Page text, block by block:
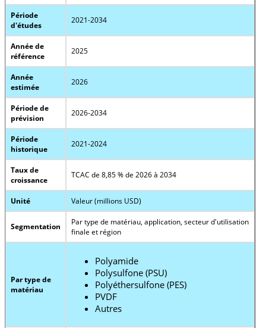
Période
d'études
2021-2034
Année de
référence
2025
Année
estimée
2026
Période de
prévision
2026-2034
Période
historique
2021-2024
Taux de
croissance
TCAC de 8,85 % de 2026 à 2034
Unité Valeur (millions USD)
Segmentation
Par type de matériau, application, secteur d'utilisation
finale et région
Par type de
matériau
Polyamide
Polysulfone (PSU)
Polyéthersulfone (PES)
PVDF
Autres